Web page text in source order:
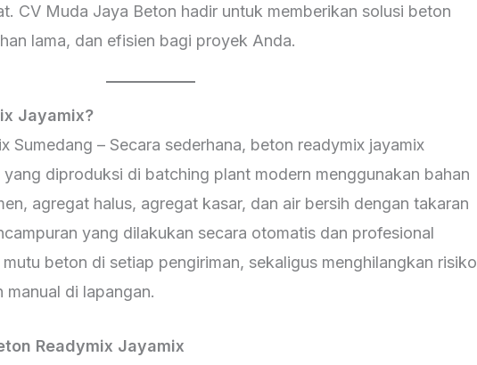
CV Muda Jaya Beton hadir untuk memberikan solusi beton
lama, dan efisien bagi proyek Anda.
Jayamix?
Sumedang – Secara sederhana, beton readymix jayamix
diproduksi di batching plant modern menggunakan bahan
agregat halus, agregat kasar, dan air bersih dengan takaran
yang dilakukan secara otomatis dan profesional
beton di setiap pengiriman, sekaligus menghilangkan risiko
manual di lapangan.
Readymix Jayamix